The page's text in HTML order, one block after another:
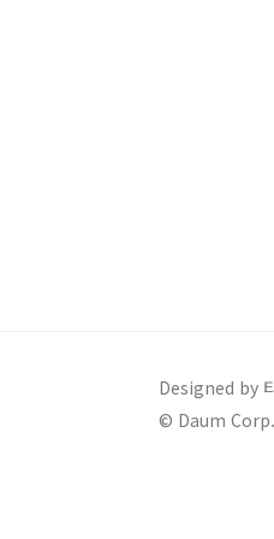
다.● 혈액 검사
Designed by
© Daum Corp.